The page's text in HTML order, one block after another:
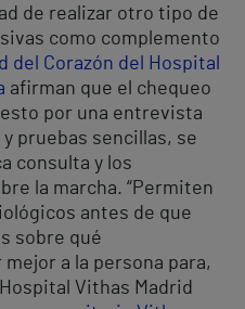
de realizar otro tipo de
como complemento
del Corazón del Hospital
afirman que el chequeo
por una entrevista
pruebas sencillas, se
consulta y los
la marcha. “Permiten
antes de que
sobre qué
a la persona para,
Vithas Madrid